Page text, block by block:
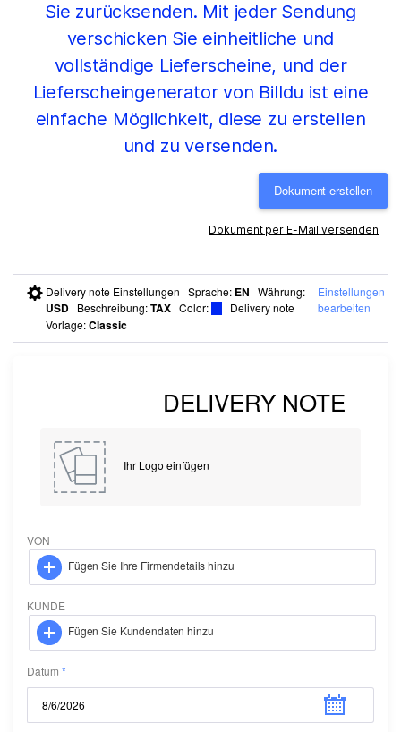
Sie zurücksenden. Mit jeder Sendung
verschicken Sie einheitliche und
vollständige Lieferscheine, und der
Lieferscheingenerator von Billdu ist eine
einfache Möglichkeit, diese zu erstellen
und zu versenden.
Dokument erstellen
Dokument per E-Mail versenden
Delivery note Einstellungen Sprache: EN Währung:
USD Beschreibung:TAX Color:
Delivery note
Vorlage:Classic
Einstellungen
bearbeiten
Ihr Logo einfügen
VON
Fügen Sie Ihre Firmendetails hinzu
KUNDE
Fügen Sie Kundendaten hinzu
Datum